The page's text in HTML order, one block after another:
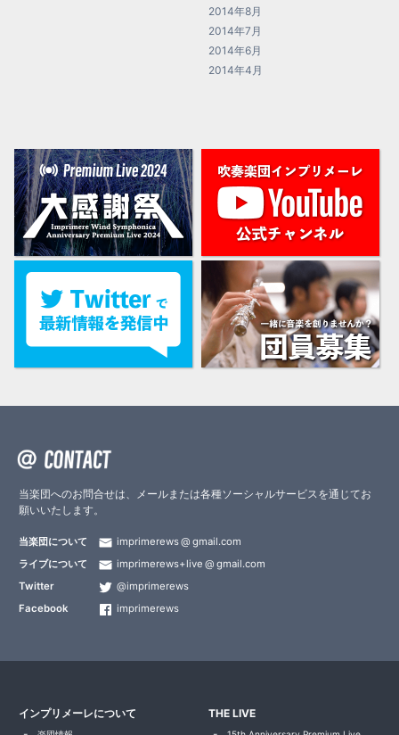
2014年8月
2014年7月
2014年6月
2014年4月
当楽団へのお問合せは、メールまたは各種ソーシャルサービスを通じてお
願いいたします。
当楽団について imprimerews
gmail.com
ライブについて
imprimerews+live
gmail.com
Twitter
@imprimerews
Facebook
imprimerews
インプリメーレについて THE LIVE